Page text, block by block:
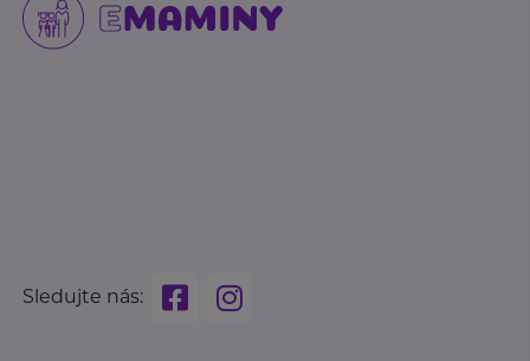
Sledujte nás: